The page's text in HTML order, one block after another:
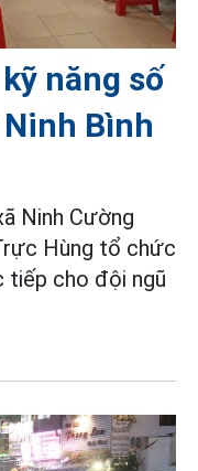
năng số
Bình
Ninh Cường
Hùng tổ chức
tiếp cho đội ngũ